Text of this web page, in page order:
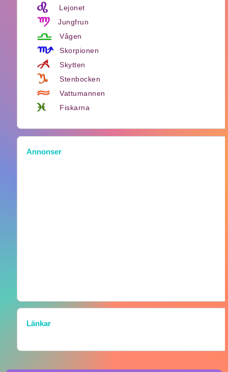
Lejonet
Jungfrun
Vågen
Skorpionen
Skytten
Stenbocken
Vattumannen
Fiskarna
Annonser
Länkar